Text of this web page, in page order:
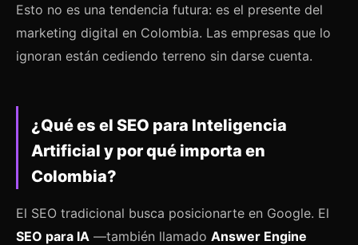
Esto no es una tendencia futura: es el presente del
marketing digital en Colombia. Las empresas que lo
ignoran están cediendo terreno sin darse cuenta.
¿Qué es el SEO para Inteligencia
Artificial y por qué importa en
Colombia?
El SEO tradicional busca posicionarte en Google. El
SEO para IA —también llamado Answer Engine